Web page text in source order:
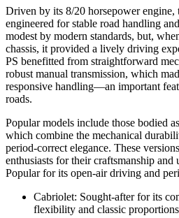
Driven by its 8/20 horsepower engine,
engineered for stable road handling
modest by modern standards, but,
chassis, it provided a lively driving
PS benefitted from straightforward
robust manual transmission, which
responsive handling—an important
roads.
Popular models include those bodied
which combine the mechanical
period-correct elegance. These
enthusiasts for their craftsmanship
Popular for its open-air driving and
Cabriolet: Sought-after for its
flexibility and classic